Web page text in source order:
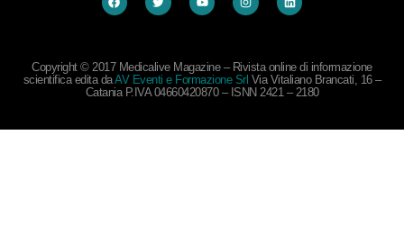
Copyright © 2017 Medicalive Magazine – Rivista online di informazione
scientifica edita daAV Eventi e Formazione Srl Via Vitaliano Brancati, 16 –
Catania P.IVA 04660420870 – ISNN 2421 – 2180